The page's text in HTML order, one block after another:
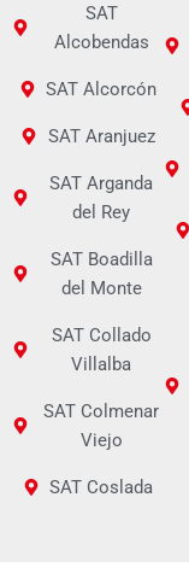
SAT
Alcobendas
SAT Alcorcón
SAT Aranjuez
SAT Arganda
del Rey
SAT Boadilla
del Monte
SAT Collado
Villalba
SAT Colmenar
Viejo
SAT Coslada